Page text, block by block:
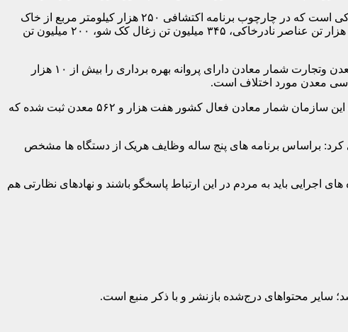
آمارهای اعلام شده در دولت یازدهم توسط مهدی کرباسیان معاون سابق وزیر صنعت، معدن وتجارت و رییس هیات عامل ایمیدرو حاکی است که در چارچوب برنامه اکتشافی ۲۵۰ هزار کیلومتر مربع از خاک
کشور که از سال ۱۳۹۳ به مورد اجرا گذاشته شد، ۴۲ تن طلا، ۲۲ میلیون تن بوکسیت، ۱۰۳ میلیون تن باریت، ۳۰ هزار تن آنتیموان، ۶۵ هزار تن عناصر نادرخاکی، ۳۴۵ میلیون تن زغال کک شو، ۲۰۰ میلیون تن
کارشناس زمین شناسی مزبور تصریح کرد: تعداد معادن فعال هم از سوی دستگاه های مختلف، محل اختلاف است، وزارت صنعت، معدن وتجارت شمار معادن دارای پروانه بهره برداری را بیش از ۱۰ هزار
وی گفت: سازمان نظام مهندسی معدن ایران مرجع رسمی برای ارایه آمار معادن فعال و یا غیرفعال نیست، اما امروز بر روی سایت این سازمان شمار معادن فعال کشور هفت هزار و ۵۶۲ معدن ثبت شده که
کرد: براساس برنامه های پنج ساله وظایف هریک از دستگاه ها مشخص
باید به مردم در این ارتباط پاسخگو باشند و نهادهای نظارتی هم